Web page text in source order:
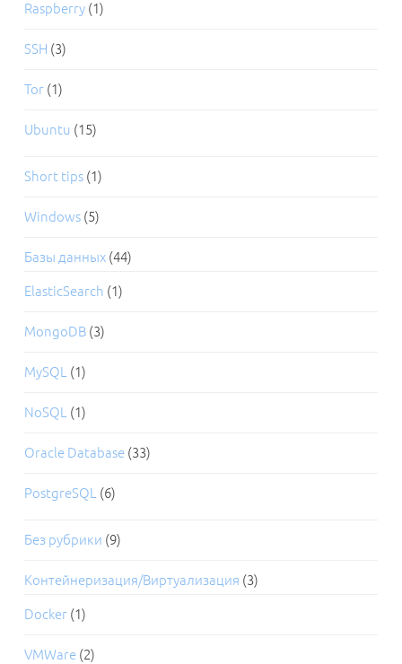
Raspberry (1)
SSH (3)
Tor (1)
Ubuntu (15)
Short tips (1)
Windows (5)
Базы данных (44)
ElasticSearch (1)
MongoDB (3)
MySQL (1)
NoSQL (1)
Oracle Database (33)
PostgreSQL (6)
Без рубрики (9)
Контейнеризация/Виртуализация (3)
Docker (1)
VMWare (2)